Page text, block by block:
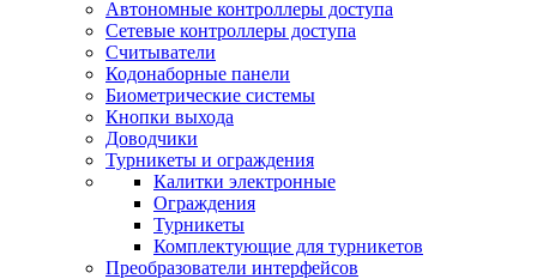
Автономные контроллеры доступа
Сетевые контроллеры доступа
Считыватели
Кодонаборные панели
Биометрические системы
Кнопки выхода
Доводчики
Турникеты и ограждения
Калитки электронные
Ограждения
Турникеты
Комплектующие для турникетов
Преобразователи интерфейсов